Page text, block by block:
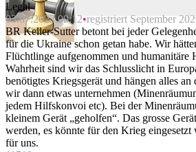
Beitrag melden
Legal
03.07.2023 09:12 registriert September
BR Keller-Sutter betont bei jeder
für die Ukraine schon getan habe. Wir
Flüchtlinge aufgenommen und humanitäre
Wahrheit sind wir das Schlusslicht in
benötigtes Kriegsgerät und hängen alles
wir dann etwas unternehmen
jedem Hilfskonvoi etc). Bei der
kleinem Gerät „geholfen“. Das grosse
werden, es könnte für den Krieg eingesetzt
für uns.